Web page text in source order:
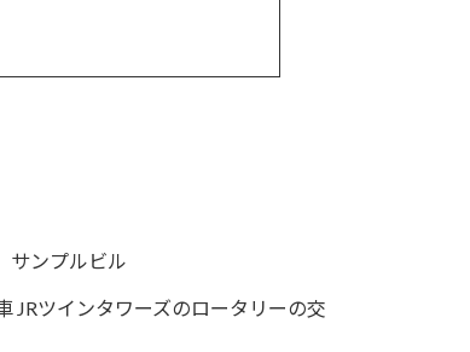
サンプルビル
JRツインタワーズのロータリーの交